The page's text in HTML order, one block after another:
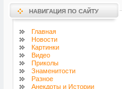
НАВИГАЦИЯ ПО САЙТУ
Главная
Новости
Картинки
Видео
Приколы
Знаменитости
Разное
Анекдоты и Истории